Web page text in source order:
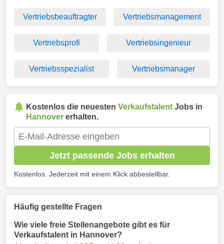
Vertriebsbeauftragter Vertriebsmanagement
Vertriebsprofi Vertriebsingenieur
Vertriebsspezialist Vertriebsmanager
Kostenlos die neuesten Verkaufstalent Jobs in
Hannover erhalten.
Jetzt passende Jobs erhalten
Kostenlos. Jederzeit mit einem Klick abbestellbar.
Häufig gestellte Fragen
Wie viele freie Stellenangebote gibt es für
Verkaufstalent in Hannover?